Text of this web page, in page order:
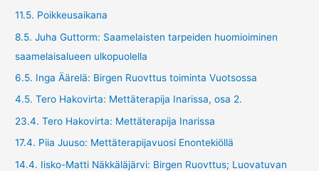
11.5. Poikkeusaikana
8.5. Juha Guttorm: Saamelaisten tarpeiden huomioiminen
saamelaisalueen ulkopuolella
6.5. Inga Äärelä: Birgen Ruovttus toiminta Vuotsossa
4.5. Tero Hakovirta: Mettäterapija Inarissa, osa 2.
23.4. Tero Hakovirta: Mettäterapija Inarissa
17.4. Piia Juuso: Mettäterapijavuosi Enontekiöllä
14.4. Iisko-Matti Näkkäläjärvi: Birgen Ruovttus; Luovatuvan